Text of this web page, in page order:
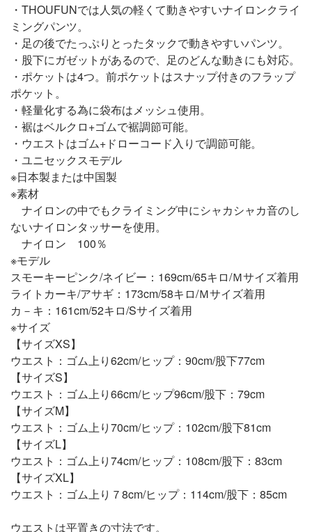
・THOUFUNでは人気の軽くて動きやすいナイロンクライ
ミングパンツ。
・足の後でたっぷりとったタックで動きやすいパンツ。
・股下にガゼットがあるので、足のどんな動きにも対応。
・ポケットは4つ。前ポケットはスナップ付きのフラップ
ポケット。
・軽量化する為に袋布はメッシュ使用。
・裾はベルクロ+ゴムで裾調節可能。
・ウエストはゴム+ドローコード入りで調節可能。
・ユニセックスモデル
※日本製または中国製
※素材
ナイロンの中でもクライミング中にシャカシャカ音のし
ないナイロンタッサーを使用。
ナイロン 100％
※モデル
スモーキーピンク/ネイビー：169cm/65キロ/Ｍサイズ着用
ライトカーキ/アサギ：173cm/58キロ/Ｍサイズ着用
カ－キ：161cm/52キロ/Sサイズ着用
※サイズ
【サイズXS】
ウエスト：ゴム上り62cm/ヒップ：90cm/股下77cm
【サイズS】
ウエスト：ゴム上り66cm/ヒップ96cm/股下：79cm
【サイズM】
ウエスト：ゴム上り70cm/ヒップ：102cm/股下81cm
【サイズL】
ウエスト：ゴム上り74cm/ヒップ：108cm/股下：83cm
【サイズXL】
ウエスト：ゴム上り７8cm/ヒップ：114cm/股下：85cm
ウエストは平置きの寸法です。